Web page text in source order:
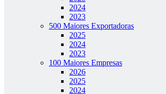
2024
2023
500 Maiores Exportadoras
2025
2024
2023
100 Maiores Empresas
2026
2025
2024